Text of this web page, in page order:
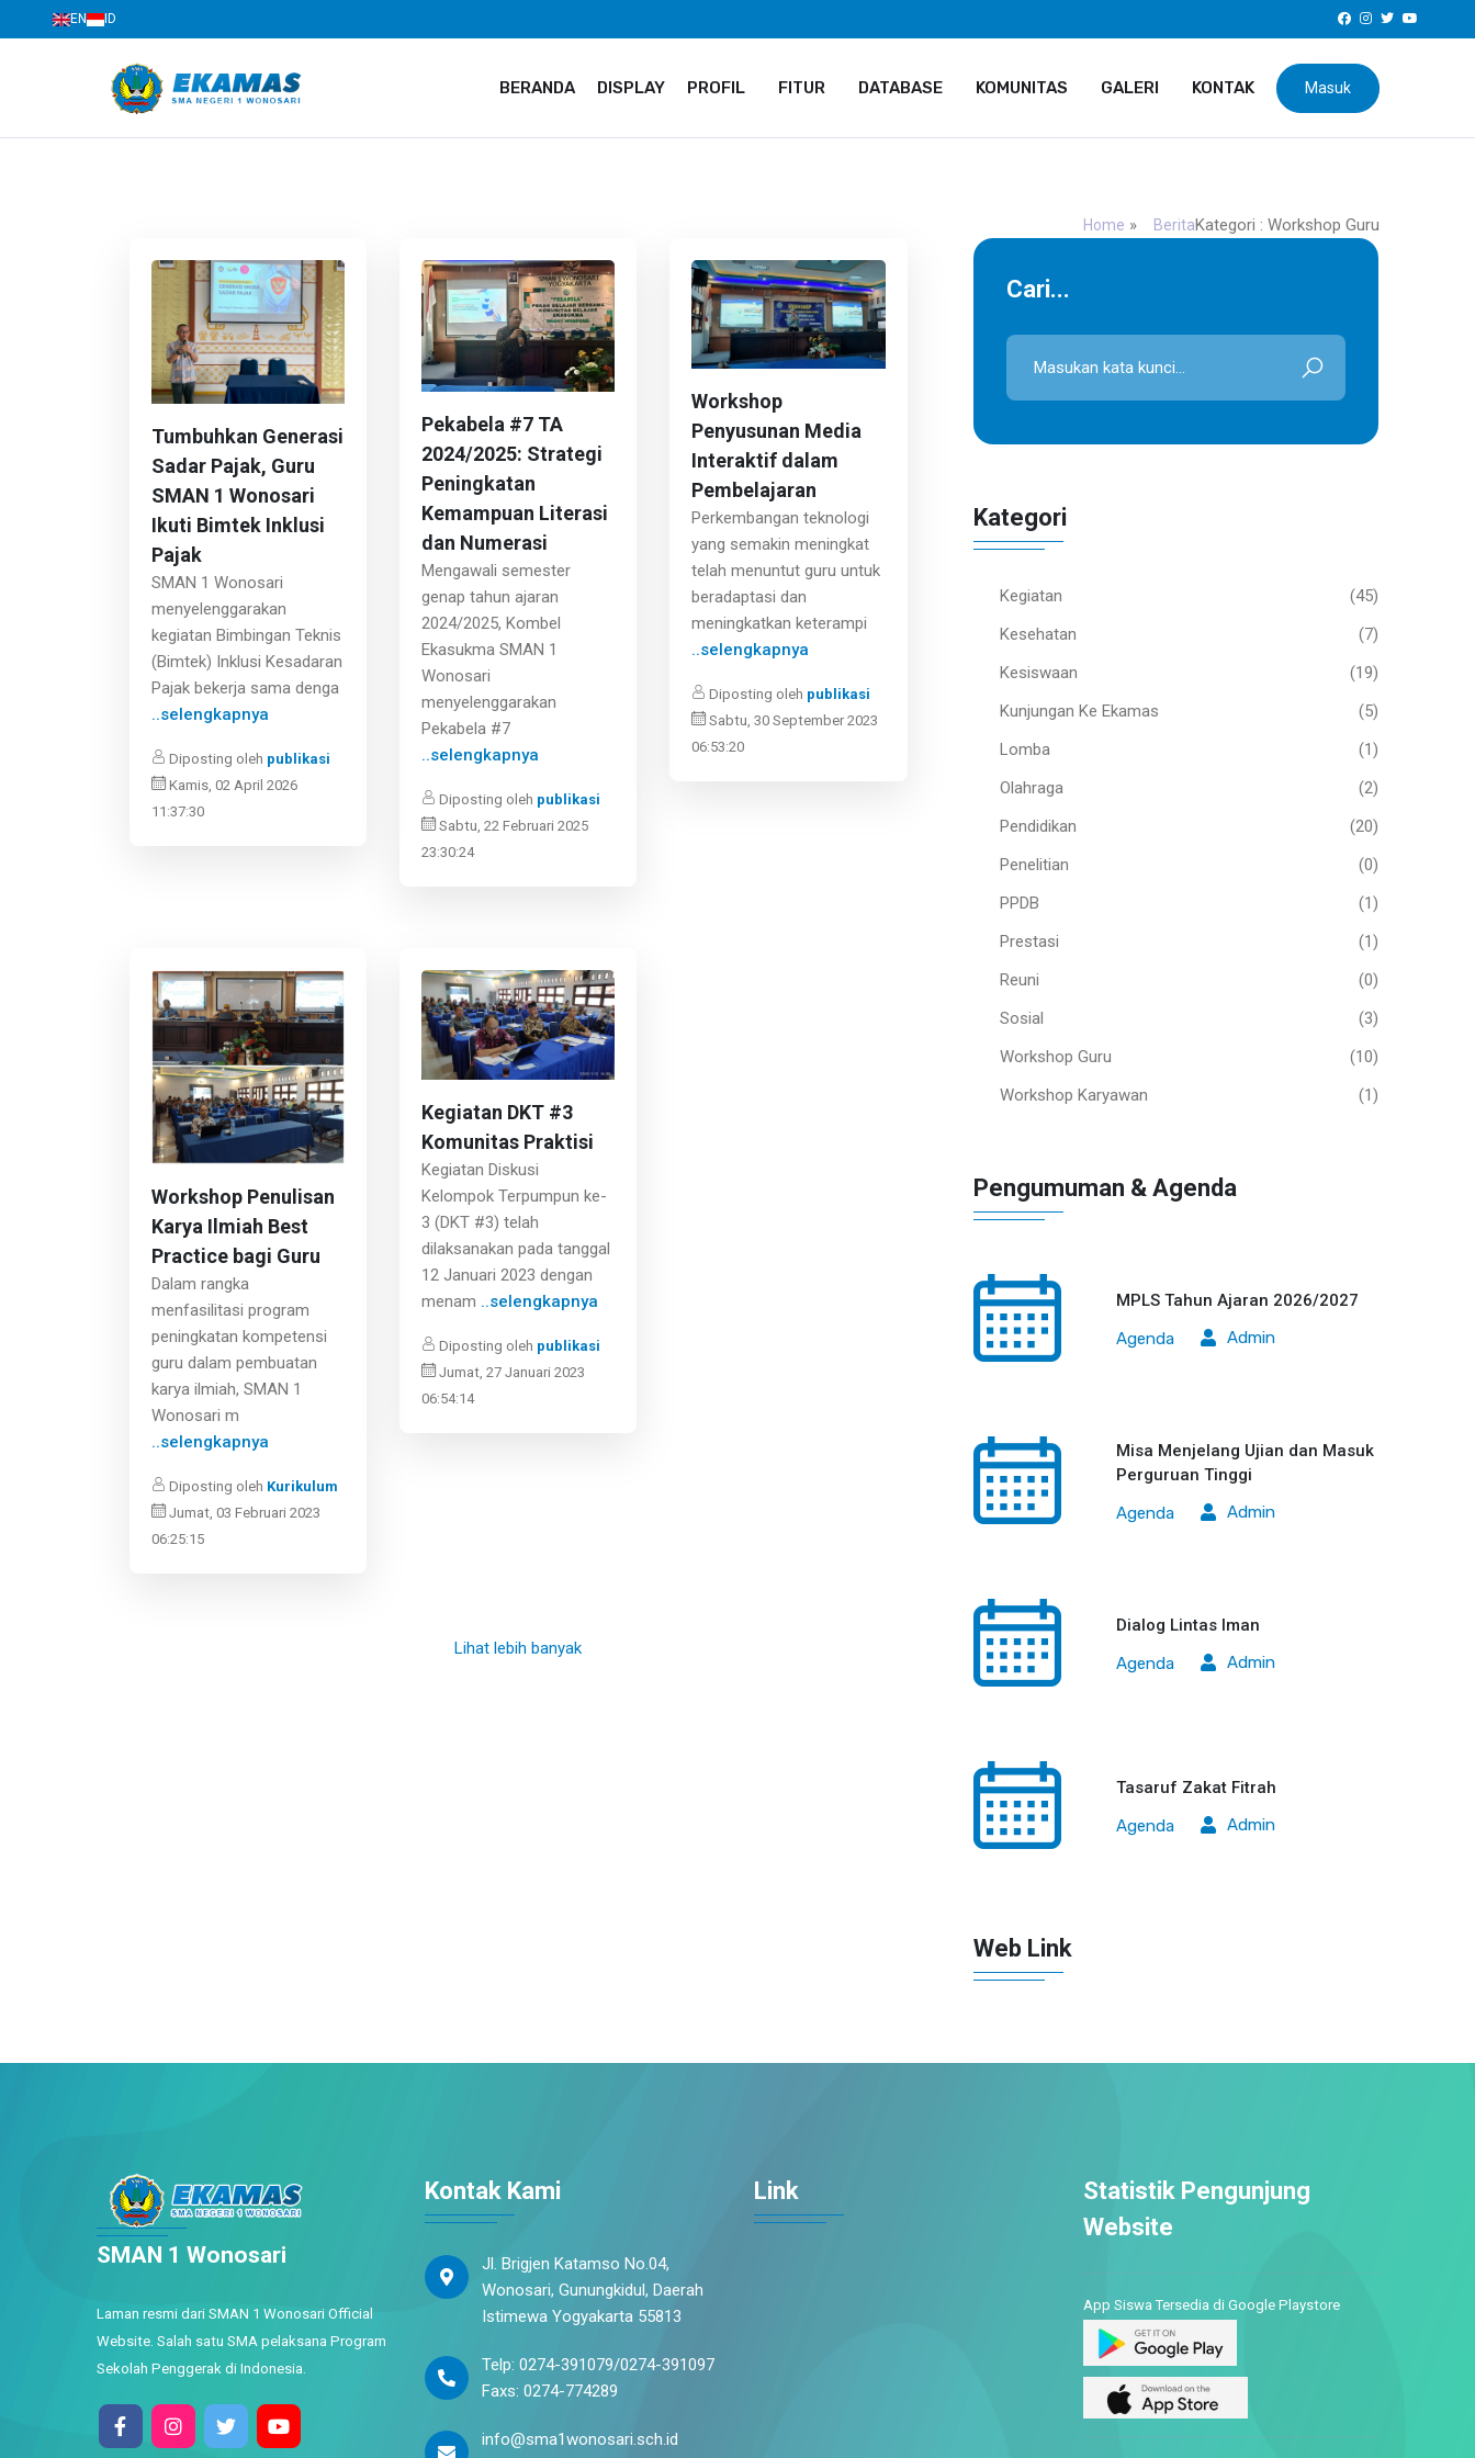
EN ID
Masuk
BERANDA DISPLAY PROFIL FITUR DATABASE KOMUNITAS GALERI KONTAK
Home » BeritaKategori : Workshop Guru
Tumbuhkan Generasi
Sadar Pajak, Guru
SMAN 1 Wonosari
Ikuti Bimtek Inklusi
Pajak
SMAN 1 Wonosari
menyelenggarakan
kegiatan Bimbingan Teknis
(Bimtek) Inklusi Kesadaran
Pajak bekerja sama denga
..selengkapnya
Diposting oleh publikasi
Kamis, 02 April 2026
11:37:30
Pekabela #7 TA
2024/2025: Strategi
Peningkatan
Kemampuan Literasi
dan Numerasi
Mengawali semester
genap tahun ajaran
2024/2025, Kombel
Ekasukma SMAN 1
Wonosari
menyelenggarakan
Pekabela #7
..selengkapnya
Diposting oleh publikasi
Sabtu, 22 Februari 2025
23:30:24
Workshop
Penyusunan Media
Interaktif dalam
Pembelajaran
Perkembangan teknologi
yang semakin meningkat
telah menuntut guru untuk
beradaptasi dan
meningkatkan keterampi
..selengkapnya
Diposting oleh publikasi
Sabtu, 30 September 2023
06:53:20
Workshop Penulisan
Karya Ilmiah Best
Practice bagi Guru
Dalam rangka
menfasilitasi program
peningkatan kompetensi
guru dalam pembuatan
karya ilmiah, SMAN 1
Wonosari m
..selengkapnya
Diposting oleh Kurikulum
Jumat, 03 Februari 2023
06:25:15
Kegiatan DKT #3
Komunitas Praktisi
Kegiatan Diskusi
Kelompok Terpumpun ke-
3 (DKT #3) telah
dilaksanakan pada tanggal
12 Januari 2023 dengan
menam ..selengkapnya
Diposting oleh publikasi
Jumat, 27 Januari 2023
06:54:14
Lihat lebih banyak
Cari...
Kategori
Kegiatan
(45)
Kesehatan
(7)
Kesiswaan
(19)
Kunjungan Ke Ekamas
(5)
Lomba
(1)
Olahraga
(2)
Pendidikan
(20)
Penelitian
(0)
PPDB
(1)
Prestasi
(1)
Reuni
(0)
Sosial
(3)
Workshop Guru
(10)
Workshop Karyawan
(1)
Pengumuman & Agenda
MPLS Tahun Ajaran 2026/2027
Agenda
Admin
Misa Menjelang Ujian dan Masuk
Perguruan Tinggi
Agenda
Admin
Dialog Lintas Iman
Agenda
Admin
Tasaruf Zakat Fitrah
Agenda
Admin
Web Link
SMAN 1 Wonosari
Laman resmi dari SMAN 1 Wonosari Official
Website. Salah satu SMA pelaksana Program
Sekolah Penggerak di Indonesia.
Kontak Kami
Jl. Brigjen Katamso No.04,
Wonosari, Gunungkidul, Daerah
Istimewa Yogyakarta 55813
Telp: 0274-391079/0274-391097
Faxs: 0274-774289
info@sma1wonosari.sch.id
Link
Statistik Pengunjung
Website
App Siswa Tersedia di Google Playstore